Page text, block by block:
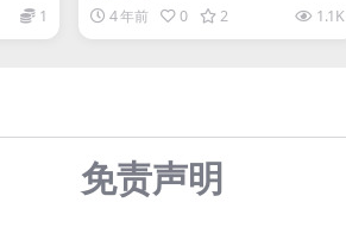
1 4 年前 0 2 1.1K
免责声明